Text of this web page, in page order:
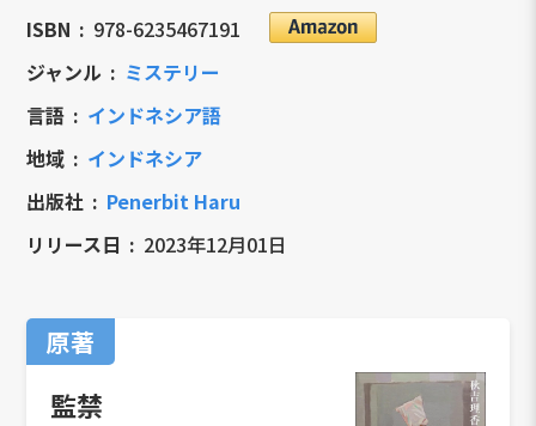
ISBN
978-6235467191
ジャンル
ミステリー
言語
インドネシア語
地域
インドネシア
出版社
Penerbit Haru
リリース日
2023年12月01日
原著
監禁